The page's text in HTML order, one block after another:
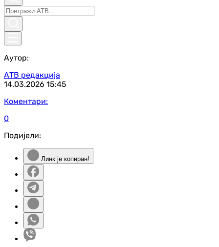
Аутор:
АТВ редакција
14.03.2026 15:45
Коментари:
0
Подијели:
Линк је копиран!